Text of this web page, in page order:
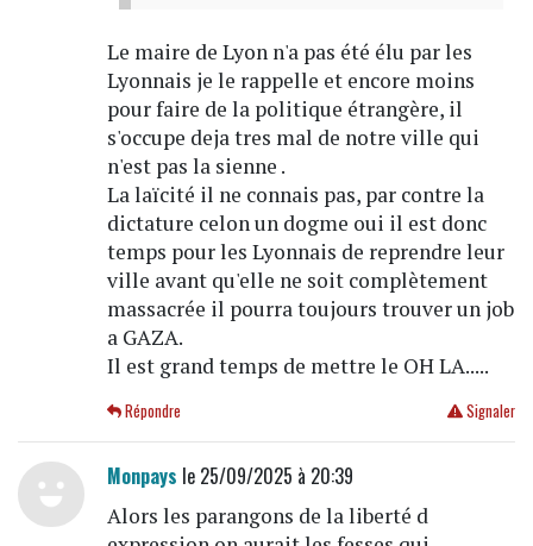
Le maire de Lyon n'a pas été élu par les
Lyonnais je le rappelle et encore moins
pour faire de la politique étrangère, il
s'occupe deja tres mal de notre ville qui
n'est pas la sienne .
La laïcité il ne connais pas, par contre la
dictature celon un dogme oui il est donc
temps pour les Lyonnais de reprendre leur
ville avant qu'elle ne soit complètement
massacrée il pourra toujours trouver un job
a GAZA.
Il est grand temps de mettre le OH LA.....
Signaler
Répondre
Monpays le 25/09/2025 à 20:39
Alors les parangons de la liberté d